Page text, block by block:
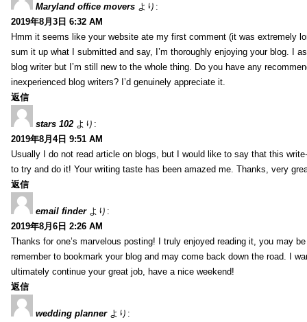
Maryland office movers より:
2019年8月3日 6:32 AM
Hmm it seems like your website ate my first comment (it was extremely
sum it up what I submitted and say, I’m thoroughly enjoying your blog. I
blog writer but I’m still new to the whole thing. Do you have any
inexperienced blog writers? I’d genuinely appreciate it.
返信
stars 102 より:
2019年8月4日 9:51 AM
Usually I do not read article on blogs, but I would like to say that this
to try and do it! Your writing taste has been amazed me. Thanks, very
返信
email finder より:
2019年8月6日 2:26 AM
Thanks for one’s marvelous posting! I truly enjoyed reading it, you may
remember to bookmark your blog and may come back down the road. I
ultimately continue your great job, have a nice weekend!
返信
wedding planner より: